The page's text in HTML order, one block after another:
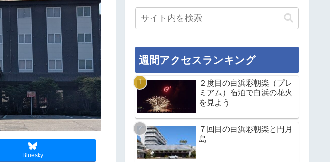
Bluesky
週間アクセスランキング
２度目の白浜彩朝楽（プレ
ミアム）宿泊で白浜の花火
を見よう
７回目の白浜彩朝楽と円月
島